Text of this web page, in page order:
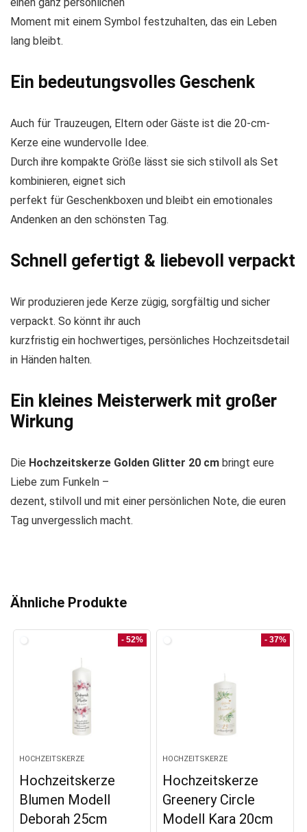
Moment mit einem Symbol festzuhalten, das ein Leben
lang bleibt.
Ein bedeutungsvolles Geschenk
Auch für Trauzeugen, Eltern oder Gäste ist die 20-cm-
Kerze eine wundervolle Idee.
Durch ihre kompakte Größe lässt sie sich stilvoll als Set
kombinieren, eignet sich
perfekt für Geschenkboxen und bleibt ein emotionales
Andenken an den schönsten Tag.
Schnell gefertigt & liebevoll verpackt
Wir produzieren jede Kerze zügig, sorgfältig und sicher
verpackt. So könnt ihr auch
kurzfristig ein hochwertiges, persönliches Hochzeitsdetail
in Händen halten.
Ein kleines Meisterwerk mit großer
Wirkung
Die Hochzeitskerze Golden Glitter 20 cm bringt eure
Liebe zum Funkeln –
dezent, stilvoll und mit einer persönlichen Note, die euren
Tag unvergesslich macht.
Ähnliche Produkte
- 52%
HOCHZEITSKERZE
Hochzeitskerze
Blumen Modell
Deborah 25cm
- 37%
HOCHZEITSKERZE
Hochzeitskerze
Greenery Circle
Modell Kara 20cm